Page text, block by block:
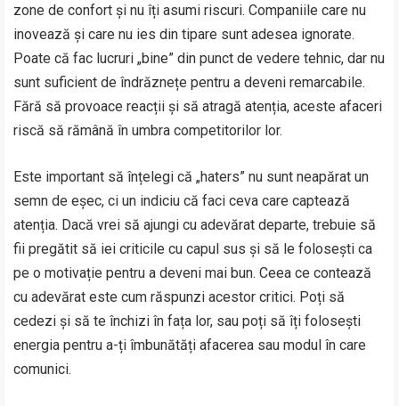
zone de confort și nu îți asumi riscuri. Companiile care nu
inovează și care nu ies din tipare sunt adesea ignorate.
Poate că fac lucruri „bine” din punct de vedere tehnic, dar nu
sunt suficient de îndrăznețe pentru a deveni remarcabile.
Fără să provoace reacții și să atragă atenția, aceste afaceri
riscă să rămână în umbra competitorilor lor.
Este important să înțelegi că „haters” nu sunt neapărat un
semn de eșec, ci un indiciu că faci ceva care captează
atenția. Dacă vrei să ajungi cu adevărat departe, trebuie să
fii pregătit să iei criticile cu capul sus și să le folosești ca
pe o motivație pentru a deveni mai bun. Ceea ce contează
cu adevărat este cum răspunzi acestor critici. Poți să
cedezi și să te închizi în fața lor, sau poți să îți folosești
energia pentru a-ți îmbunătăți afacerea sau modul în care
comunici.